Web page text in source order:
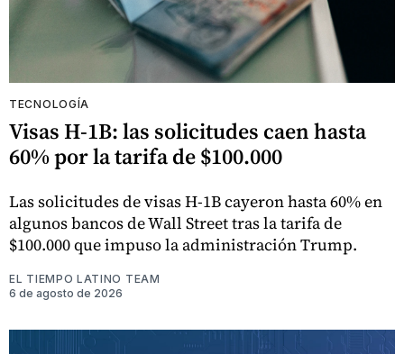
TECNOLOGÍA
Visas H-1B: las solicitudes caen hasta
60% por la tarifa de $100.000
Las solicitudes de visas H-1B cayeron hasta 60% en
algunos bancos de Wall Street tras la tarifa de
$100.000 que impuso la administración Trump.
EL TIEMPO LATINO TEAM
6 de agosto de 2026